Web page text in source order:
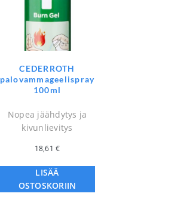
CEDERROTH
palovammageelispray
100ml
Nopea jäähdytys ja
kivunlievitys
18,61€
LISÄÄ
OSTOSKORIIN